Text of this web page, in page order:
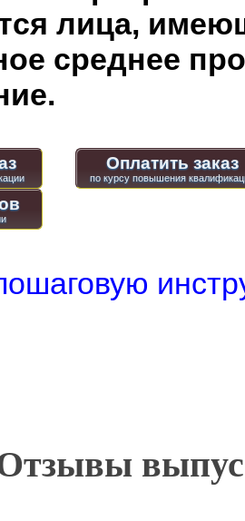
лица,
среднее
Оплатить заказ
повышения квалификации